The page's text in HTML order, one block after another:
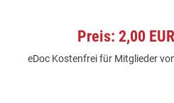
Preis: 2,00 EUR
eDoc Kostenfrei für Mitglieder